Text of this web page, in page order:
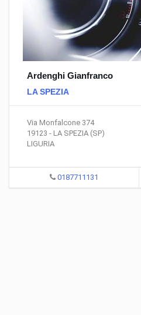
Ardenghi Gianfranco
LA SPEZIA
Via Monfalcone 374
19123 - LA SPEZIA (SP)
LIGURIA
0187711131